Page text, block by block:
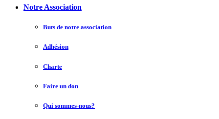
Notre Association
Buts de notre association
Adhésion
Charte
Faire un don
Qui sommes-nous?